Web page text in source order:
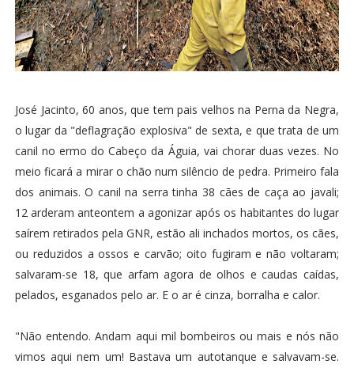
José Jacinto, 60 anos, que tem pais velhos na Perna da Negra,
o lugar da "deflagração explosiva" de sexta, e que trata de um
canil no ermo do Cabeço da Águia, vai chorar duas vezes. No
meio ficará a mirar o chão num silêncio de pedra. Primeiro fala
dos animais. O canil na serra tinha 38 cães de caça ao javali;
12 arderam anteontem a agonizar após os habitantes do lugar
saírem retirados pela GNR, estão ali inchados mortos, os cães,
ou reduzidos a ossos e carvão; oito fugiram e não voltaram;
salvaram-se 18, que arfam agora de olhos e caudas caídas,
pelados, esganados pelo ar. E o ar é cinza, borralha e calor.
"Não entendo. Andam aqui mil bombeiros ou mais e nós não
vimos aqui nem um! Bastava um autotanque e salvavam-se.